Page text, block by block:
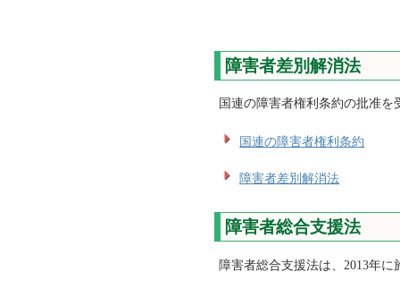
障害者差別解消法
国連の障害者権利条約の批准を
国連の障害者権利条約
障害者差別解消法
障害者総合支援法
障害者総合支援法は、2013年に